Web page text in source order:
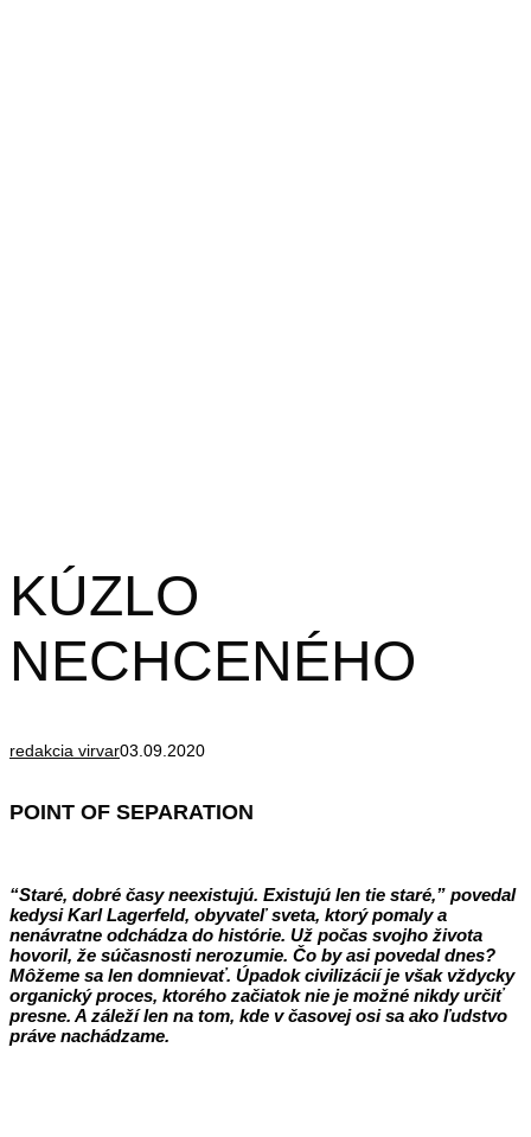
KÚZLO
NECHCENÉHO
redakcia virvar03.09.2020
POINT OF SEPARATION
“Staré, dobré časy neexistujú. Existujú len tie staré,” povedal
kedysi Karl Lagerfeld, obyvateľ sveta, ktorý pomaly a
nenávratne odchádza do histórie. Už počas svojho života
hovoril, že súčasnosti nerozumie. Čo by asi povedal dnes?
Môžeme sa len domnievať. Úpadok civilizácií je však vždycky
organický proces, ktorého začiatok nie je možné nikdy určiť
presne. A záleží len na tom, kde v časovej osi sa ako ľudstvo
práve nachádzame.